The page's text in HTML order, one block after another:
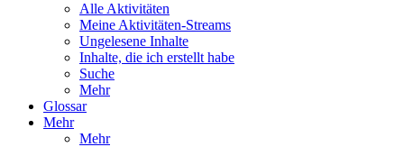
Alle Aktivitäten
Meine Aktivitäten-Streams
Ungelesene Inhalte
Inhalte, die ich erstellt habe
Suche
Mehr
Glossar
Mehr
Mehr